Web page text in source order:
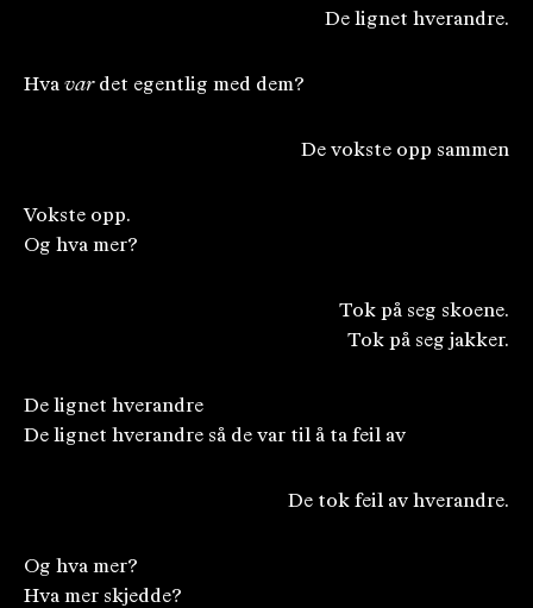
De lignet hverandre.
Hva vardet egentlig med dem?
De vokste opp sammen
Vokste opp.
Og hva mer?
Tok på seg skoene.
Tok på seg jakker.
De lignet hverandre
De lignet hverandre så de var til å ta feil av
De tok feil av hverandre.
Og hva mer?
Hva mer skjedde?